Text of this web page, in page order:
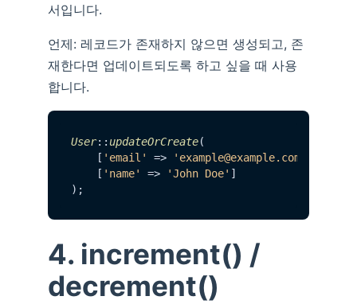
서입니다.
언제: 레코드가 존재하지 않으면 생성되고, 존
재한다면 업데이트되도록 하고 싶을 때 사용
합니다.
User:: updateOrCreate(
    [
'email' => 'example@example.com'
    [
'name' => 'John Doe' ]
4. increment() /
decrement()